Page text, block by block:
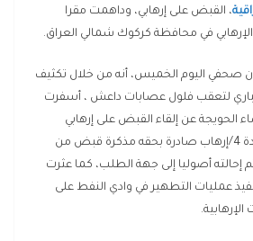
، القبض على إرهابي، وداهمت مقرا
في محافظة كركوك شمالي العراق.
صحفي اليوم الخميس، أنه من خلال تكثيف
لتعقب فلول عصابات داعش ، أسفرت
الحويجة عن إلقاء القبض على إرهابي
مطلوب وفق أحكام المادة 4/إرهاب صادرة بحقه مذكرة قبض من
أصوليا إلى جهة الطلب، كما عثرت
عمليات التطهير في وادي النفط على